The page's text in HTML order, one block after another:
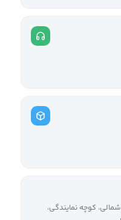
کوچه نمایندگی،